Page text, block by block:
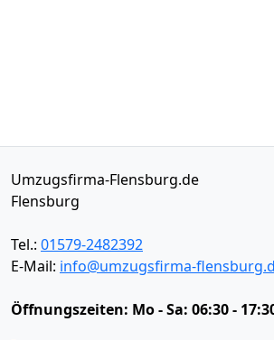
Umzugsfirma-Flensburg.de
Flensburg
Tel.: 01579-2482392
E-Mail: info@umzugsfirma-
Öffnungszeiten: Mo - Sa: 06:30 -